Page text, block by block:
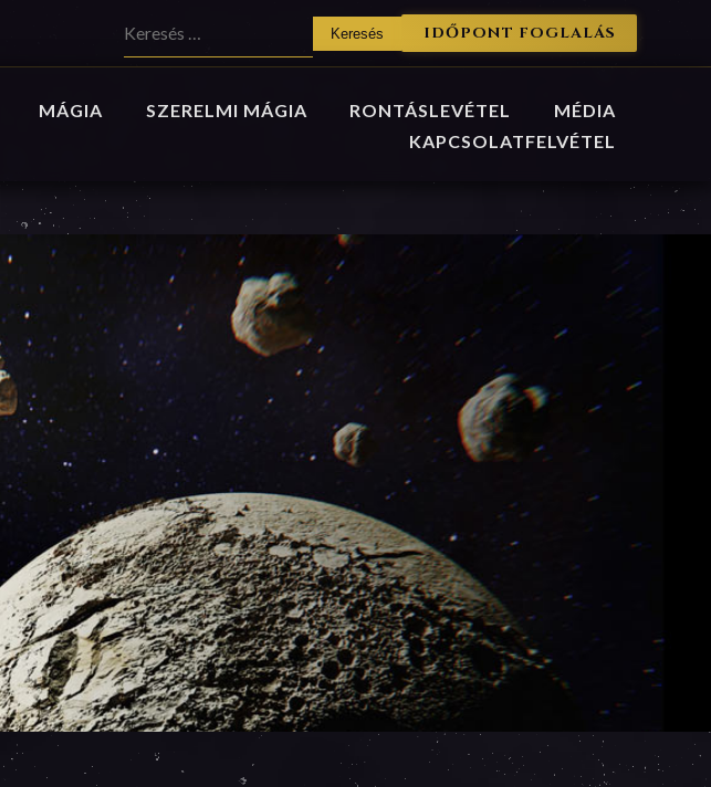
IDŐPONT FOGLALÁS
MÁGIA SZERELMI MÁGIA RONTÁSLEVÉTEL
MÉDIA
KAPCSOLATFELVÉTEL